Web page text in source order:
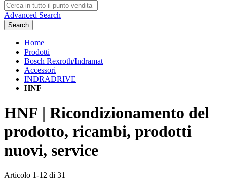
Advanced Search
Search
Home
Prodotti
Bosch Rexroth/Indramat
Accessori
INDRADRIVE
HNF
HNF | Ricondizionamento del
prodotto, ricambi, prodotti
nuovi, service
Articolo 1-12 di 31